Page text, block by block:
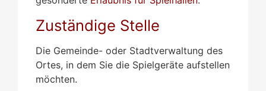
Zuständige Stelle
Die Gemeinde- oder Stadtverwaltung des
Ortes, in dem Sie die Spielgeräte aufstellen
möchten.